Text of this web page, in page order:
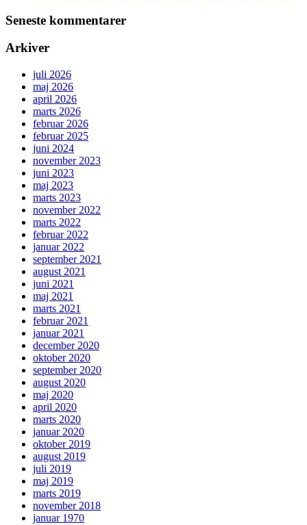
Seneste kommentarer
Arkiver
juli 2026
maj 2026
april 2026
marts 2026
februar 2026
februar 2025
juni 2024
november 2023
juni 2023
maj 2023
marts 2023
november 2022
marts 2022
februar 2022
januar 2022
september 2021
august 2021
juni 2021
maj 2021
marts 2021
februar 2021
januar 2021
december 2020
oktober 2020
september 2020
august 2020
maj 2020
april 2020
marts 2020
januar 2020
oktober 2019
august 2019
juli 2019
maj 2019
marts 2019
november 2018
januar 1970